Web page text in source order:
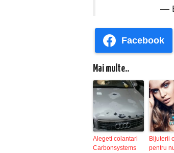
—
Facebook
Mai multe..
Alegeti colantari
Carbonsystems
Bijuterii
pentru